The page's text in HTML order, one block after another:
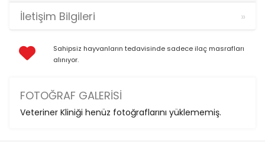
İletişim Bilgileri
Sahipsiz hayvanların tedavisinde sadece ilaç masrafları
alınıyor.
FOTOĞRAF GALERISI
Veteriner Kliniği henüz fotoğraflarını yüklememiş.